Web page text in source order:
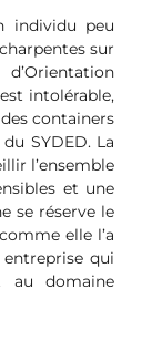
individu peu
sur
intolérable,
containers
SYDED. La
l’ensemble
et une
se réserve le
elle l’a
qui
au domaine